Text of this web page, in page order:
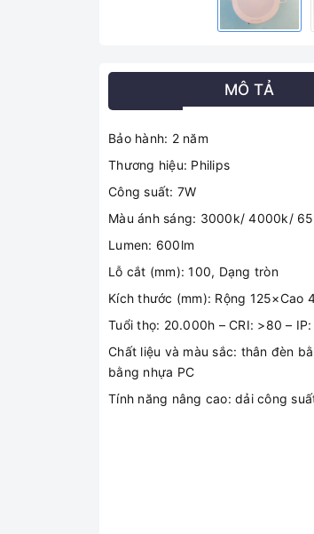
MÔ TẢ
Bảo hành: 2 năm
Thương hiệu: Philips
Công suất: 7W
Màu ánh sáng: 3000k/ 4000k/
Lumen: 600lm
Lỗ cắt (mm): 100, Dạng tròn
Kích thước (mm): Rộng 125×Cao
Tuổi thọ: 20.000h – CRI: >80 – IP:
Chất liệu và màu sắc: thân đèn
bằng nhựa PC
Tính năng nâng cao: dải công